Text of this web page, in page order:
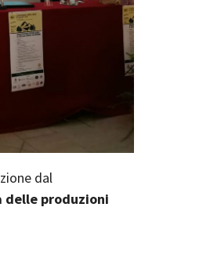
dal
delle produzioni